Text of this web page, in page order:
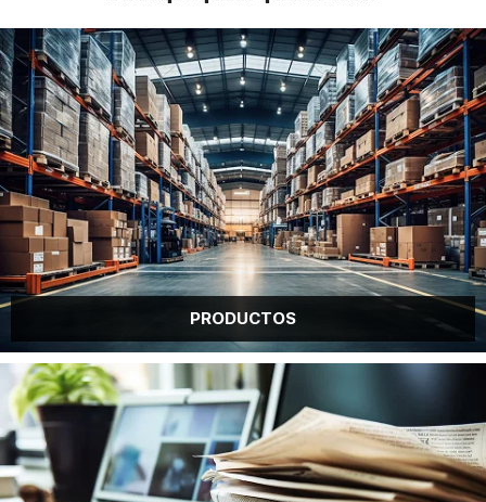
PRODUCTOS
NOTICIAS DE BOHONGKE